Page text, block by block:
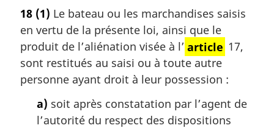
et
plaisance
pêche
et
de
plaisance
pêche
de
plaisance
t
e
m
a
g
18 (1) Le bateau ou les marchandises saisis
en vertu de la présente loi, ainsi que le
produit de l’aliénation visée à l’ article 17,
sont restitués au saisi ou à toute autre
personne ayant droit à leur possession :
a) soit après constatation par l’agent de
l’autorité du respect des dispositions